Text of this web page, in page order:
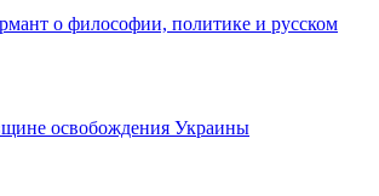
о философии, политике и русском
освобождения Украины